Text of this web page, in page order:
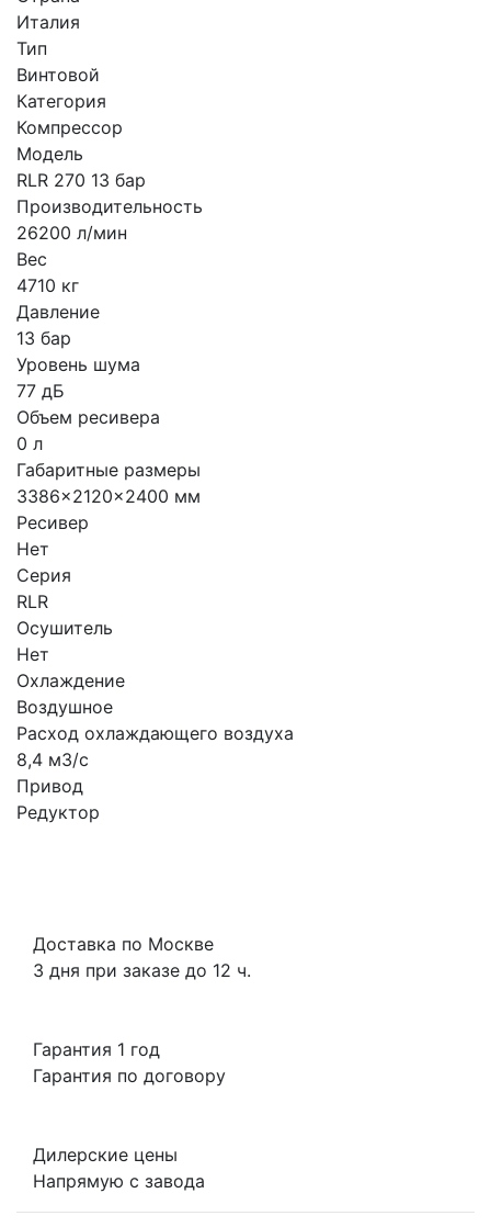
Италия
Тип
Винтовой
Категория
Компрессор
Модель
RLR 270 13 бар
Производительность
26200 л/мин
Вес
4710 кг
Давление
13 бар
Уровень шума
77 дБ
Объем ресивера
0 л
Габаритные размеры
3386x2120x2400 мм
Ресивер
Нет
Серия
RLR
Осушитель
Нет
Охлаждение
Воздушное
Расход охлаждающего воздуха
8,4 м3/с
Привод
Редуктор
Доставка по Москве
3 дня при заказе до 12 ч.
Гарантия 1 год
Гарантия по договору
Дилерские цены
Напрямую с завода